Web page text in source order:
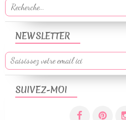
NEWSLETTER
SUIVEZ-MOI